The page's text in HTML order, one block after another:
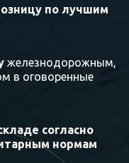
по лучшим
железнодорожным,
в оговоренные
согласно
нормам